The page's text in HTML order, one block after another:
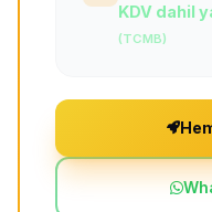
KDV dahil
(TCMB)